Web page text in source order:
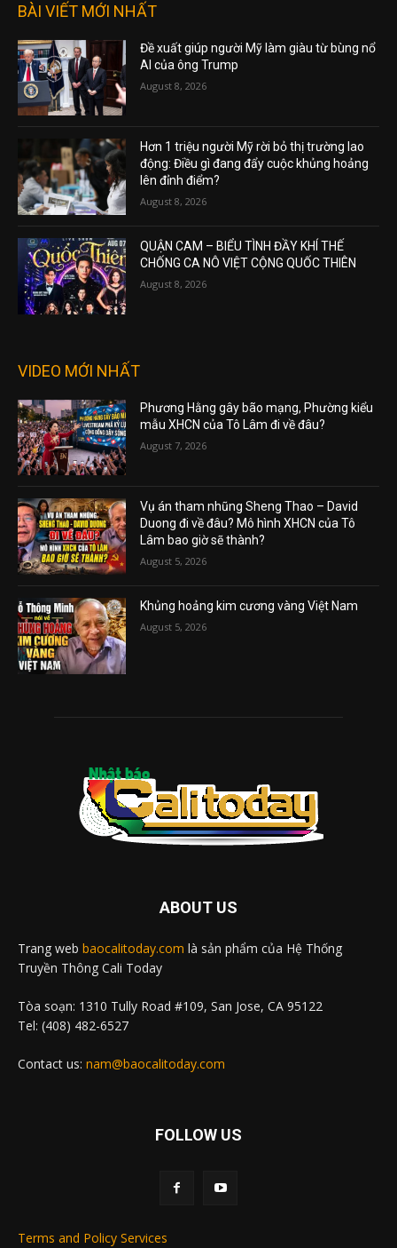
BÀI VIẾT MỚI NHẤT
Đề xuất giúp người Mỹ làm giàu từ bùng nổ
AI của ông Trump
August 8, 2026
Hơn 1 triệu người Mỹ rời bỏ thị trường lao
động: Điều gì đang đẩy cuộc khủng hoảng
lên đỉnh điểm?
August 8, 2026
QUẬN CAM – BIỂU TÌNH ĐẦY KHÍ THẾ
CHỐNG CA NÔ VIỆT CỘNG QUỐC THIÊN
August 8, 2026
VIDEO MỚI NHẤT
Phương Hằng gây bão mạng, Phường kiểu
mẫu XHCN của Tô Lâm đi về đâu?
August 7, 2026
Vụ án tham nhũng Sheng Thao – David
Duong đi về đâu? Mô hình XHCN của Tô
Lâm bao giờ sẽ thành?
August 5, 2026
Khủng hoảng kim cương vàng Việt Nam
August 5, 2026
ABOUT US
Trang web baocalitoday.com là sản phẩm của Hệ Thống
Truyền Thông Cali Today
Tòa soạn: 1310 Tully Road #109, San Jose, CA 95122
Tel: (408) 482-6527
Contact us: nam@baocalitoday.com
FOLLOW US
Terms and Policy Services